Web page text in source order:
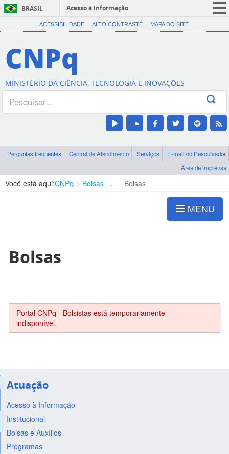
BRASIL
Acesso à informação
CORONAVÍRUS (COVID-19)
Canais
ACESSIBILIDADE ALTO CONTRASTE MAPA DO SITE
CNPq
MINISTÉRIO DA CIÊNCIA, TECNOLOGIA E INOVAÇÕES
Perguntas frequentes Central de Atendimento Serviços
E-mail do Pesquisador
Área de imprensa
Você está aqui:CNPq Bolsas e Auxílios Vigentes Bolsas
MENU
Bolsas
Portal CNPq - Bolsistas está temporariamente
indisponível.
Atuação
Acesso à Informação
Institucional
Bolsas e Auxílios
Programas